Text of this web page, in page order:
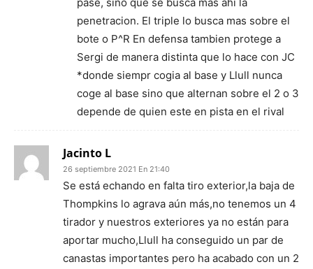
penetracion. El triple lo busca mas sobre el
bote o P^R En defensa tambien protege a
Sergi de manera distinta que lo hace con JC
*donde siempr cogia al base y Llull nunca
coge al base sino que alternan sobre el 2 o 3
depende de quien este en pista en el rival
Jacinto L
26 septiembre 2021 En 21:40
Se está echando en falta tiro exterior,la baja de
Thompkins lo agrava aún más,no tenemos un 4
tirador y nuestros exteriores ya no están para
aportar mucho,Llull ha conseguido un par de
canastas importantes pero ha acabado con un 2